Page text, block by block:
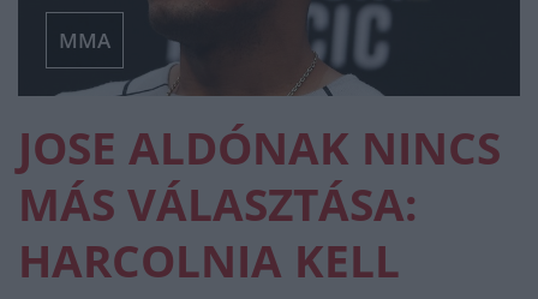
MMA
JOSE ALDÓNAK NINCS
MÁS VÁLASZTÁSA:
HARCOLNIA KELL